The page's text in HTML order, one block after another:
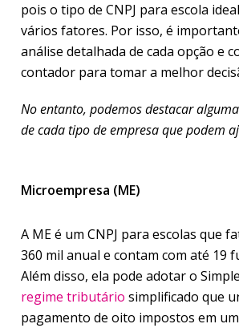
pois o tipo de CNPJ para escola
vários fatores. Por isso, é
análise detalhada de cada opção e
contador para tomar a melhor
No entanto, podemos destacar
de cada tipo de empresa que podem
Microempresa (ME)
A ME é um CNPJ para escolas que
360 mil anual e contam com até 19
Além disso, ela pode adotar o
regime tributário simplificado que
pagamento de oito impostos em